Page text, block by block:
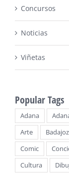
Concursos
Noticias
Viñetas
Popular Tags
Adana
Arte
Badajoz
Comic
Cultura